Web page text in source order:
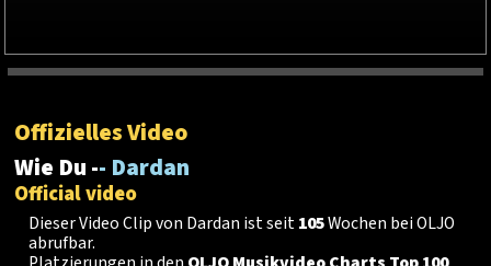
Offizielles Video
Wie Du -- Dardan
Official video
Dieser Video Clip von Dardan ist seit105Wochen bei OLJO
abrufbar.